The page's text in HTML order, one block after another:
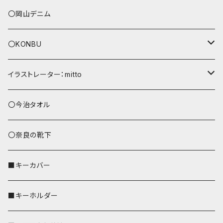
〇岡山デニム
〇KONBU
ショルダーバッグ
あずまバッグ
トートバッグ（L）
バッグインバッグ
イラストレーター：mitto
シマエナガ
ハシビロコウ
オカメインコ
歌うオカメちゃん
セキセイインコ
〇今治タオル
〇奈良の靴下
■キーカバー
■キーホルダー